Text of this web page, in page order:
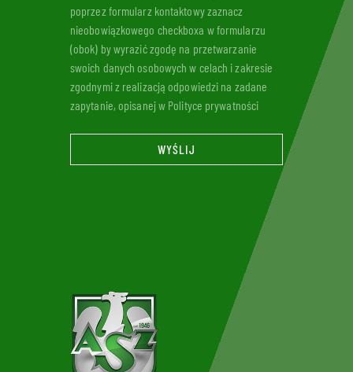
poprzez formularz kontaktowy zaznacz
nieobowiązkowego checkboxa w formularzu
(obok) by wyrazić zgodę na przetwarzanie
swoich danych osobowych w celach i zakresie
zgodnymi z realizacją odpowiedzi na zadane
zapytanie, opisanej w Polityce prywatności
WYŚLIJ